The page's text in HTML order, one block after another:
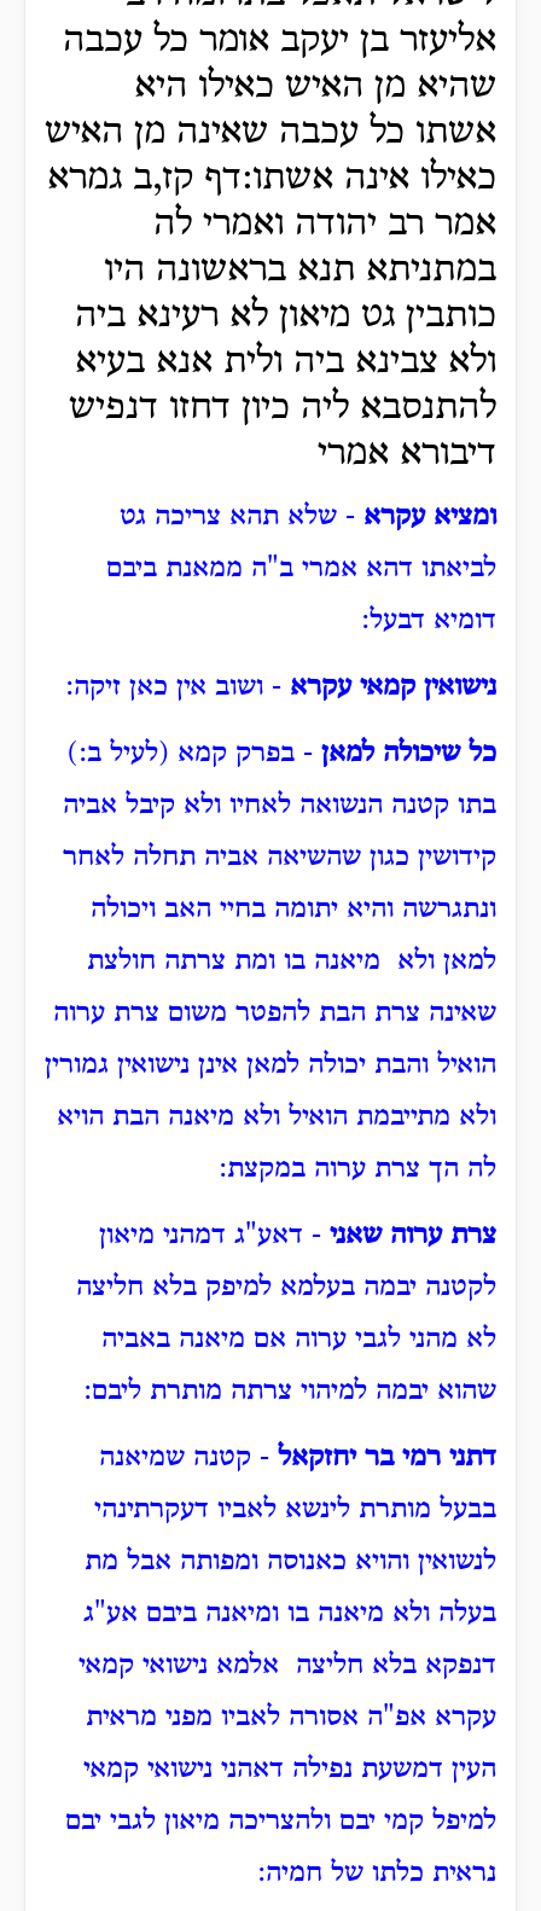
אליעזר בן יעקב אומר כל עכבה
שהיא מן האיש כאילו היא
אשתו כל עכבה שאינה מן האיש
כאילו אינה אשתו:דף קז,ב גמרא
אמר רב יהודה ואמרי לה
במתניתא תנא בראשונה היו
כותבין גט מיאון לא רעינא ביה
ולא צבינא ביה ולית אנא בעיא
להתנסבא ליה כיון דחזו דנפיש
דיבורא אמרי
ומציא עקרא - שלא תהא צריכה גט
לביאתו דהא אמרי ב"ה ממאנת ביבם
דומיא דבעל:
נישואין קמאי עקרא - ושוב אין כאן זיקה:
כל שיכולה למאן - בפרק קמא (לעיל ב:)
בתו קטנה הנשואה לאחיו ולא קיבל אביה
קידושין כגון שהשיאה אביה תחלה לאחר
ונתגרשה והיא יתומה בחיי האב ויכולה
למאן ולא מיאנה בו ומת צרתה חולצת
שאינה צרת הבת להפטר משום צרת ערוה
הואיל והבת יכולה למאן אינן נישואין גמורין
ולא מתייבמת הואיל ולא מיאנה הבת הויא
לה הך צרת ערוה במקצת:
צרת ערוה שאני - דאע"ג דמהני מיאון
לקטנה יבמה בעלמא למיפק בלא חליצה
לא מהני לגבי ערוה אם מיאנה באביה
שהוא יבמה למיהוי צרתה מותרת ליבם:
דתני רמי בר יחזקאל - קטנה שמיאנה
בבעל מותרת לינשא לאביו דעקרתינהי
לנשואין והויא כאנוסה ומפותה אבל מת
בעלה ולא מיאנה בו ומיאנה ביבם אע"ג
דנפקא בלא חליצה אלמא נישואי קמאי
עקרא אפ"ה אסורה לאביו מפני מראית
העין דמשעת נפילה דאהני נישואי קמאי
למיפל קמי יבם ולהצריכה מיאון לגבי יבם
נראית כלתו של חמיה: